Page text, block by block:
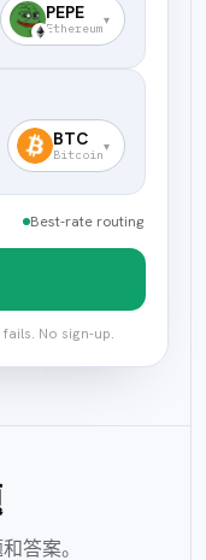
PEPE
Ethereum
▾
BTC
Bitcoin
▾
Best-rate routing
No sign-up.
答案。